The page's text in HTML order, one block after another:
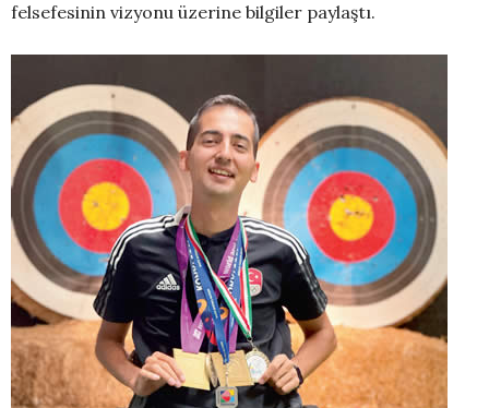
felsefesinin vizyonu üzerine bilgiler paylaştı.